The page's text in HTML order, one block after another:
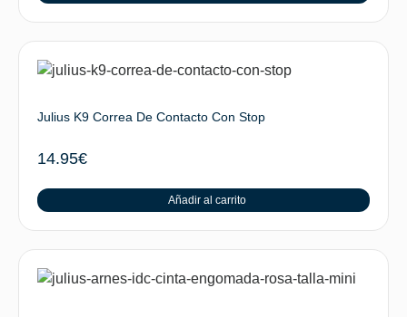
Julius K9 Correa De Contacto Con Stop
14.95€
Añadir al carrito